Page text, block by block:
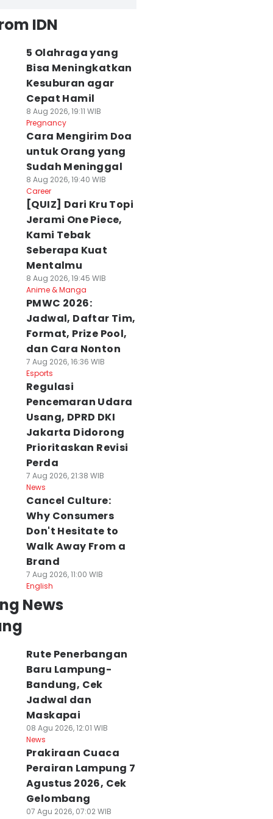
IDN
5 Olahraga yang
Bisa Meningkatkan
Kesuburan agar
Cepat Hamil
8 Aug 2026, 19:11 WIB
Pregnancy
Cara Mengirim Doa
untuk Orang yang
Sudah Meninggal
8 Aug 2026, 19:40 WIB
Career
[QUIZ] Dari Kru Topi
Jerami One Piece,
Kami Tebak
Seberapa Kuat
Mentalmu
8 Aug 2026, 19:45 WIB
Anime & Manga
PMWC 2026:
Jadwal, Daftar Tim,
Format, Prize Pool,
dan Cara Nonton
7 Aug 2026, 16:36 WIB
Esports
Regulasi
Pencemaran Udara
Usang, DPRD DKI
Jakarta Didorong
Prioritaskan Revisi
Perda
7 Aug 2026, 21:38 WIB
News
Cancel Culture:
Why Consumers
Don't Hesitate to
Walk Away From a
Brand
7 Aug 2026, 11:00 WIB
English
News
Rute Penerbangan
Baru Lampung-
Bandung, Cek
Jadwal dan
Maskapai
08 Agu 2026, 12:01 WIB
News
Prakiraan Cuaca
Perairan Lampung 7
Agustus 2026, Cek
Gelombang
07 Agu 2026, 07:02 WIB